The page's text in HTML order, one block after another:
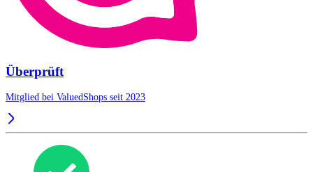
Überprüft
Mitglied bei ValuedShops seit 2023